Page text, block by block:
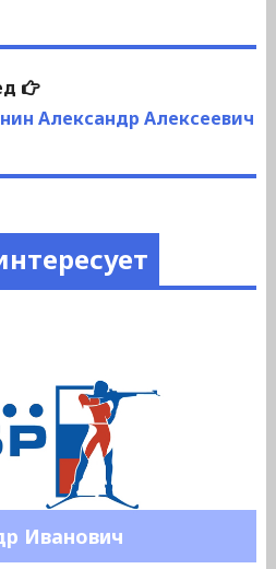
Следующая
запись:
Александр Алексеевич
Иванович